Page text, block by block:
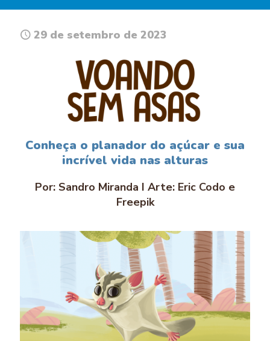
29 de setembro de 2023
Conheça o planador do açúcar e sua
incrível vida nas alturas
Por: Sandro Miranda I Arte: Eric Codo e
Freepik